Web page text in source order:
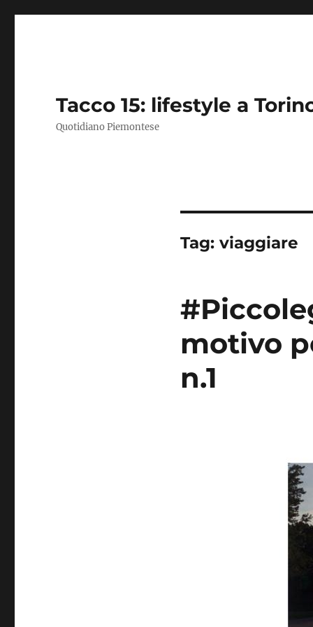
Tacco 15: lifestyle a
Quotidiano Piemontese
Tag: viaggiare
motivo
n.1